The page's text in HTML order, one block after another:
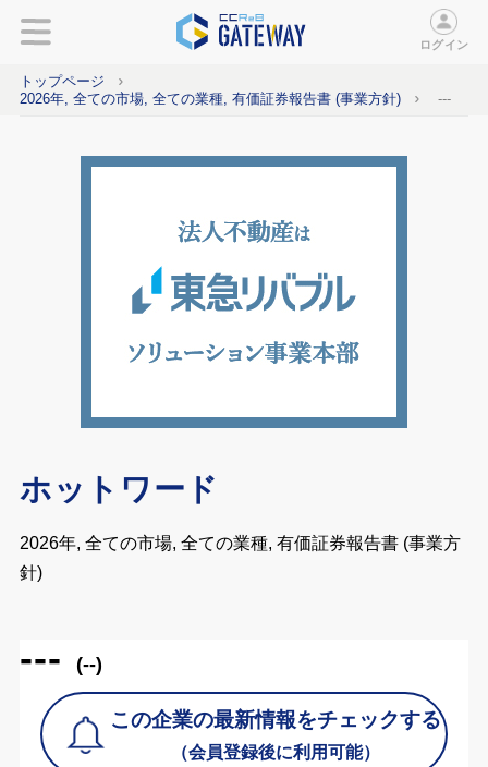
ログイン
トップページ
2026年, 全ての市場, 全ての業種, 有価証券報告書 (事業方針)
---
ホットワード
2026年, 全ての市場, 全ての業種, 有価証券報告書 (事業方
針)
--- (--)
この企業の最新情報をチェックする
（会員登録後に利用可能）